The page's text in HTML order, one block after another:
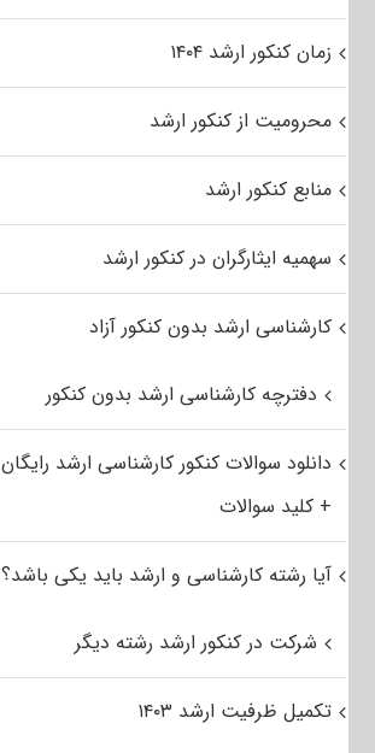
زمان کنکور ارشد ۱۴۰۴
محرومیت از کنکور ارشد
منابع کنکور ارشد
سهمیه ایثارگران در کنکور ارشد
کارشناسی ارشد بدون کنکور آزاد
دفترچه کارشناسی ارشد بدون کنکور
دانلود سوالات کنکور کارشناسی ارشد رایگان
+ کلید سوالات
آیا رشته کارشناسی و ارشد باید یکی باشد؟
شرکت در کنکور ارشد رشته دیگر
تکمیل ظرفیت ارشد ۱۴۰۳